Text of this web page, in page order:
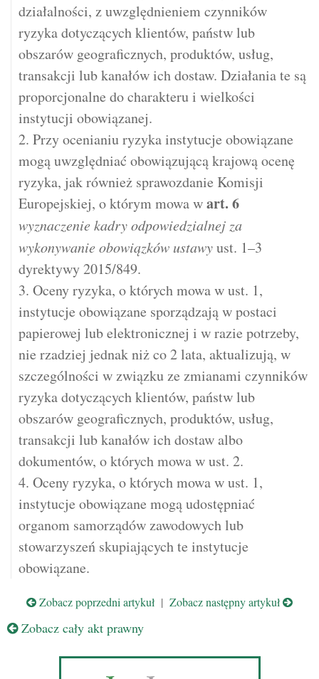
działalności, z uwzględnieniem czynników
ryzyka dotyczących klientów, państw lub
obszarów geograficznych, produktów, usług,
transakcji lub kanałów ich dostaw. Działania te są
proporcjonalne do charakteru i wielkości
instytucji obowiązanej.
2. Przy ocenianiu ryzyka instytucje obowiązane
mogą uwzględniać obowiązującą krajową ocenę
ryzyka, jak również sprawozdanie Komisji
Europejskiej, o którym mowa wart. 6
wyznaczenie kadry odpowiedzialnej za
wykonywanie obowiązków ustawyust. 1–3
dyrektywy 2015/849.
3. Oceny ryzyka, o których mowa w ust. 1,
instytucje obowiązane sporządzają w postaci
papierowej lub elektronicznej i w razie potrzeby,
nie rzadziej jednak niż co 2 lata, aktualizują, w
szczególności w związku ze zmianami czynników
ryzyka dotyczących klientów, państw lub
obszarów geograficznych, produktów, usług,
transakcji lub kanałów ich dostaw albo
dokumentów, o których mowa w ust. 2.
4. Oceny ryzyka, o których mowa w ust. 1,
instytucje obowiązane mogą udostępniać
organom samorządów zawodowych lub
stowarzyszeń skupiających te instytucje
obowiązane.
Zobacz poprzedni artykuł | Zobacz następny artykuł
Zobacz cały akt prawny